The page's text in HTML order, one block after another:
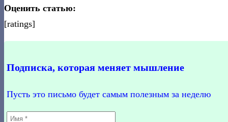
Оценить статью:
[ratings]
Подписка, которая меняет мышление
Пусть это письмо будет самым полезным за неделю